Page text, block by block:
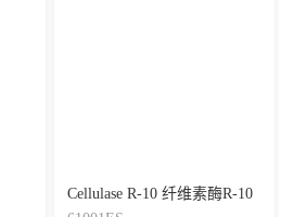
Cellulase R-10 纤维素酶R-10